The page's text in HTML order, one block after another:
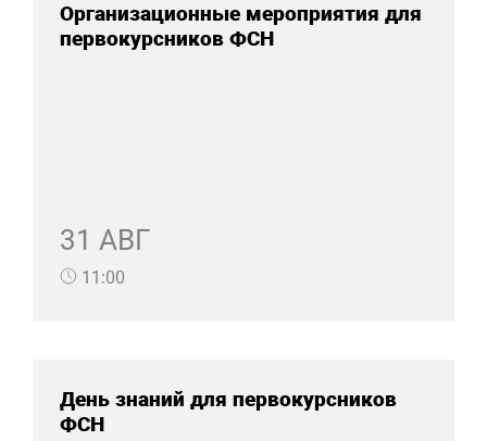
Организационные мероприятия для
первокурсников ФСН
31 АВГ
11:00
День знаний для первокурсников
ФСН